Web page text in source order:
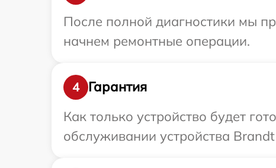
После полной диагностики мы
начнем ремонтные операции.
4
Гарантия
Как только устройство будет
обслуживании устройства